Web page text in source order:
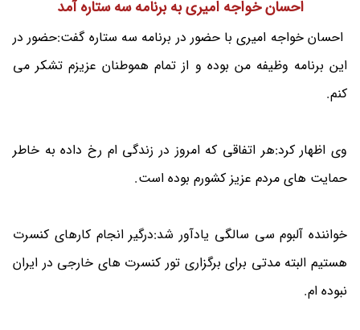
احسان خواجه امیری به برنامه سه ستاره آمد
احسان خواجه امیری با حضور در برنامه سه ستاره گفت:حضور در
این برنامه وظیفه من بوده و از تمام هموطنان عزیزم تشکر می
کنم.
وی اظهار کرد:هر اتفاقی که امروز در زندگی ام رخ داده به خاطر
حمایت های مردم عزیز کشورم بوده است.
خواننده آلبوم سی سالگی یادآور شد:درگیر انجام کارهای کنسرت
هستیم البته مدتی برای برگزاری تور کنسرت های خارجی در ایران
نبوده ام.